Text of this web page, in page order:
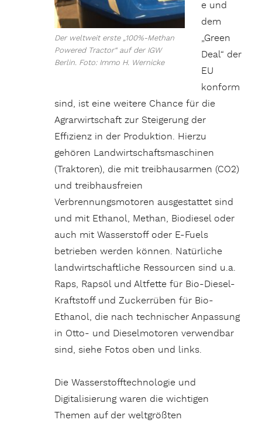
Der weltweit erste „100%-Methan
Powered Tractor“ auf der IGW
Berlin. Foto: Immo H. Wernicke
e und
dem
„Green
Deal“ der
EU
konform
sind, ist eine weitere Chance für die
Agrarwirtschaft zur Steigerung der
Effizienz in der Produktion. Hierzu
gehören Landwirtschaftsmaschinen
(Traktoren), die mit treibhausarmen (CO2)
und treibhausfreien
Verbrennungsmotoren ausgestattet sind
und mit Ethanol, Methan, Biodiesel oder
auch mit Wasserstoff oder E-Fuels
betrieben werden können. Natürliche
landwirtschaftliche Ressourcen sind u.a.
Raps, Rapsöl und Altfette für Bio-Diesel-
Kraftstoff und Zuckerrüben für Bio-
Ethanol, die nach technischer Anpassung
in Otto- und Dieselmotoren verwendbar
sind, siehe Fotos oben und links.
Die Wasserstofftechnologie und
Digitalisierung waren die wichtigen
Themen auf der weltgrößten